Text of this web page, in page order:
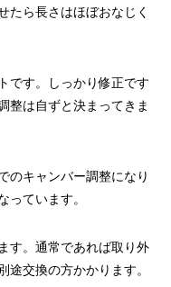
たら長さはほぼおなじく
です。しっかり修正です
整は自ずと決まってきま
のキャンバー調整になり
っています。
す。通常であれば取り外
途交換の方かかります。